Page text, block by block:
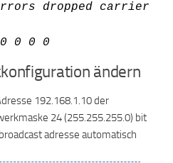
dropped carrier
0 0 0 0
ändern
192.168.1.10 der
24 (255.255.255.0) bit
adresse automatisch